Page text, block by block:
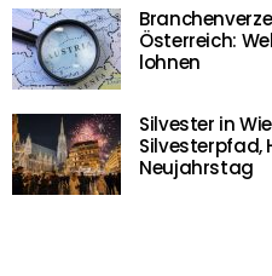
Österreich:
lohnen
Silvester in
Silvesterpfad,
Neujahrstag